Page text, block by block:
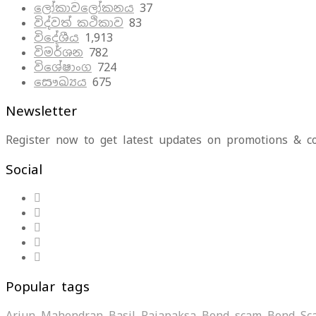
ලෝකාවලෝකනය 37
විද්වත් කථිකාව 83
විදේශීය 1,913
විමර්ශන 782
විශේෂාංග 724
සෞඛ්‍යය 675
Newsletter
Register now to get latest updates on promotions &
Social
Popular tags